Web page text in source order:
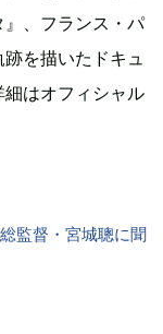
』、フランス・パ
を描いたドキュ
はオフィシャル
監督・宮城聰に聞